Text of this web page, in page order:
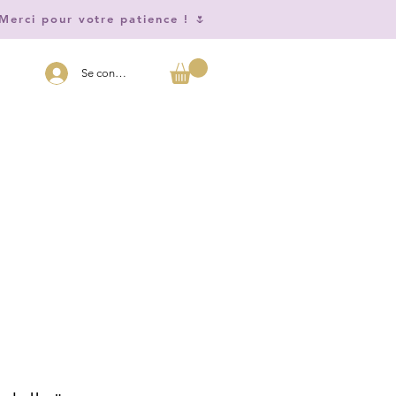
pour votre patience ! 🌷
Se connecter